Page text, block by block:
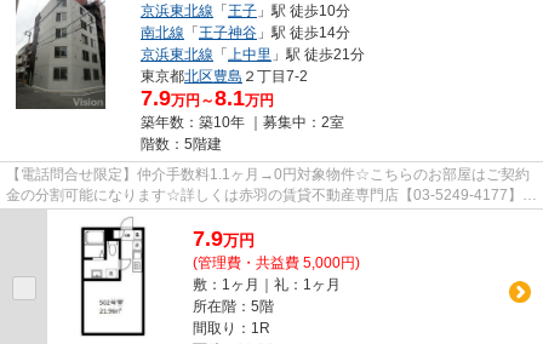
京浜東北線 「王子 」駅 徒歩10分
南北線 「王子神谷 」駅 徒歩14分
京浜東北線 「上中里 」駅 徒歩21分
東京都北区豊島 ２丁目7-2
7.9万円～8.1万円
築年数：築10年 ｜募集中： 2室
階数：5階建
【電話問合せ限定】仲介手数料1.1ヶ月→0円対象物件☆こちらのお部屋はご契約
金の分割可能になります☆詳しくは赤羽の賃貸不動産専門店【03-5249-4177】
VISION赤羽店までご連絡下さい！！
7.9万円
(管理費・共益費 5,000円)
敷：1ヶ月｜礼：1ヶ月
所在階：5階
間取り：1R